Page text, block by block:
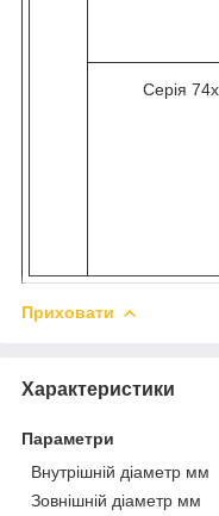
Серія
Приховати
Характеристики
Параметри
Внутрішній діаметр мм
Зовнішній діаметр мм